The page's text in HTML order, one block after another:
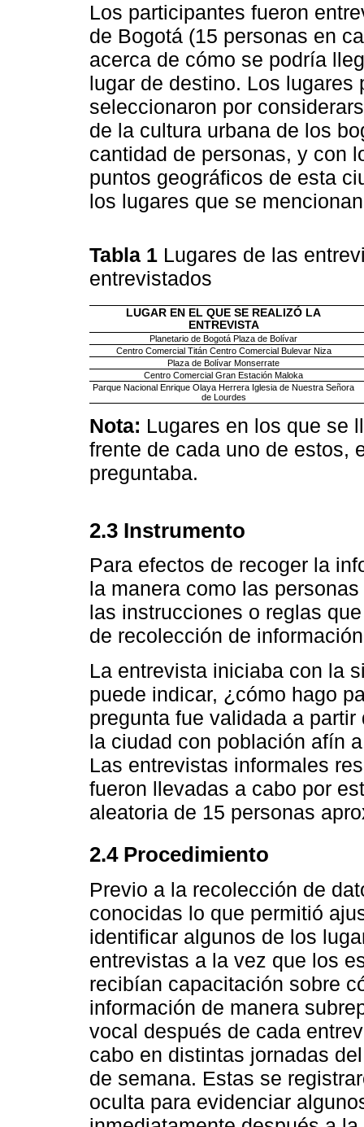
Los participantes fueron
de Bogotá (15 personas en
acerca de cómo se podría
lugar de destino. Los
seleccionaron por
de la cultura urbana de los
cantidad de personas, y con
puntos geográficos de esta
los lugares que se
Tabla 1 Lugares de las
entrevistados
LUGAR EN EL QUE SE REALIZÓ LA
ENTREVISTA
Planetario de Bogotá Plaza de Bolívar
Centro Comercial Titán Centro Comercial Bulevar Niza
Plaza de Bolívar Monserrate
Centro Comercial Gran Estación Maloka
Parque Nacional Enrique Olaya Herrera Iglesia de Nuestra Señora
de Lourdes
Nota: Lugares en los que se
frente de cada uno de estos,
preguntaba.
2.3 Instrumento
Para efectos de recoger la
la manera como las
las instrucciones o reglas
de recolección de
La entrevista iniciaba con la
puede indicar, ¿cómo hago
pregunta fue validada a
la ciudad con población afín
Las entrevistas informales
fueron llevadas a cabo por
aleatoria de 15 personas
2.4 Procedimiento
Previo a la recolección de
conocidas lo que permitió
identificar algunos de los
entrevistas a la vez que los
recibían capacitación sobre
información de manera
vocal después de cada
cabo en distintas jornadas
de semana. Estas se
oculta para evidenciar